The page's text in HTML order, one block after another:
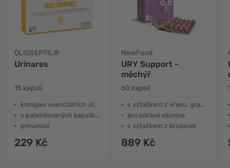
OLIOSEPTIL®
Urinares
15 kapslí
komplex esenciálních olejů
v patentovaných kapslích L-Vcaps®
prevence
229 Kč
NewFood
URY Support -
měchýř
60 kapslí
s výtažkem z vřesu, grapefruitu a zlatého kořene
pro zdravé sliznice
s výtažkem z brusinek
889 Kč